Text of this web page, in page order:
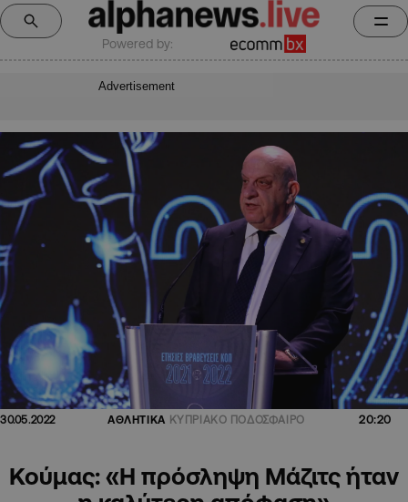
Powered by:
Advertisement
30.05.2022 ΑΘΛΗΤΙΚΑ ΚΥΠΡΙΑΚΟ ΠΟΔΟΣΦΑΙΡΟ 20:20
Κούμας: «Η πρόσληψη Μάζιτς ήταν